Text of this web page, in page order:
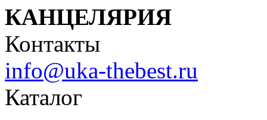
КАНЦЕЛЯРИЯ
Контакты
info@uka-thebest.ru
Каталог